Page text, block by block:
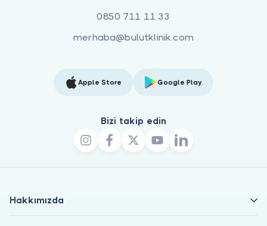
0850 711 11 33
merhaba@bulutklinik.com
Apple Store Google Play
Bizi takip edin
Hakkımızda